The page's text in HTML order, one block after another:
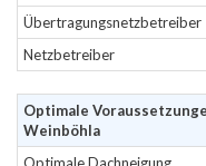
Übertragungsnetzbetreiber
Netzbetreiber
Optimale
Weinböhla